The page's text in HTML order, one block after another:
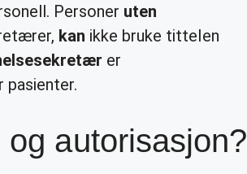
Personer uten
kan ikke bruke tittelen
er
pasienter.
autorisasjon?